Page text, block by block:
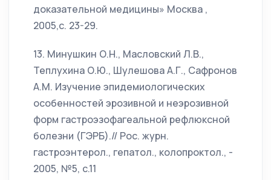
доказательной медицины» Москва ,
2005,с. 23-29.
13. Минушкин О.Н., Масловский Л.В.,
Теплухина О.Ю., Шулешова А.Г., Сафронов
А.М. Изучение эпидемиологических
особенностей эрозивной и неэрозивной
форм гастроэзофагеальной рефлюксной
болезни (ГЭРБ).// Рос. журн.
гастроэнтерол., гепатол., колопроктол., -
2005, №5, с.11